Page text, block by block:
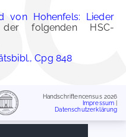
von Hohenfels: Lieder
folgenden HSC-
Cpg 848
Handschriftencensus 2026
Impressum
Datenschutzerklärung